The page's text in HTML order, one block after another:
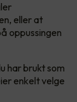
eller at
oppussingen
har brukt som
enkelt velge